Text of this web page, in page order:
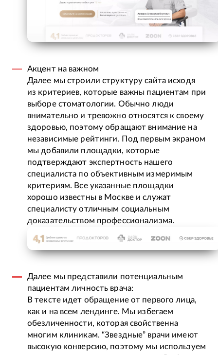
Акцент на важном
Далее мы строили структуру сайта исходя
из критериев, которые важны пациентам при
выборе стоматологии. Обычно люди
внимательно и тревожно относятся к своему
здоровью, поэтому обращают внимание на
независимые рейтинги. Под первым экраном
мы добавили площадки, которые
подтверждают экспертность нашего
специалиста по объективным измеримым
критериям. Все указанные площадки
хорошо известны в Москве и служат
специалисту отличным социальным
доказательством профессионализма.
Далее мы представили потенциальным
пациентам личность врача:
В тексте идет обращение от первого лица,
как и на всем лендинге. Мы избегаем
обезличенности, которая свойственна
многим клиникам. “Звездные” врачи имеют
высокую конверсию, поэтому мы используем